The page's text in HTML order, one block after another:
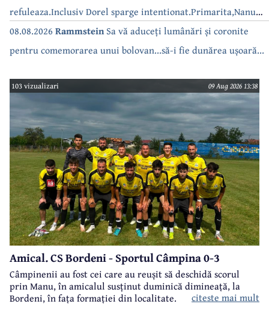
refuleaza.Inclusiv Dorel sparge intentionat.Primarita,Nanu
bea apa de la robinet.Asta as intreba o si pe Izabel Mitrea
08.08.2026 RammsteinSa vă aduceți lumânări și coronite
pentru comemorarea unui bolovan...să-i fie dunărea ușoară...
103 vizualizari 09 Aug 2026 13:38
Amical. CS Bordeni - Sportul Câmpina 0-3
Câmpinenii au fost cei care au reușit să deschidă scorul
prin Manu, în amicalul susținut duminică dimineață, la
Bordeni, în fața formației din localitate.
citeste mai mult